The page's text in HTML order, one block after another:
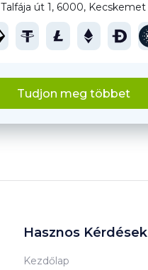
Talfája út 1, 6000, Kecskemet
Tudjon meg többet
Hasznos Kérdések
Kezdőlap